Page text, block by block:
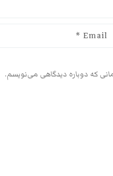
که دوباره دیدگاهی می‌نویسم.